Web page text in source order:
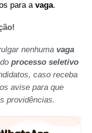
para a vaga.
nenhuma vaga
processo seletivo
caso receba
avise para que
providências.